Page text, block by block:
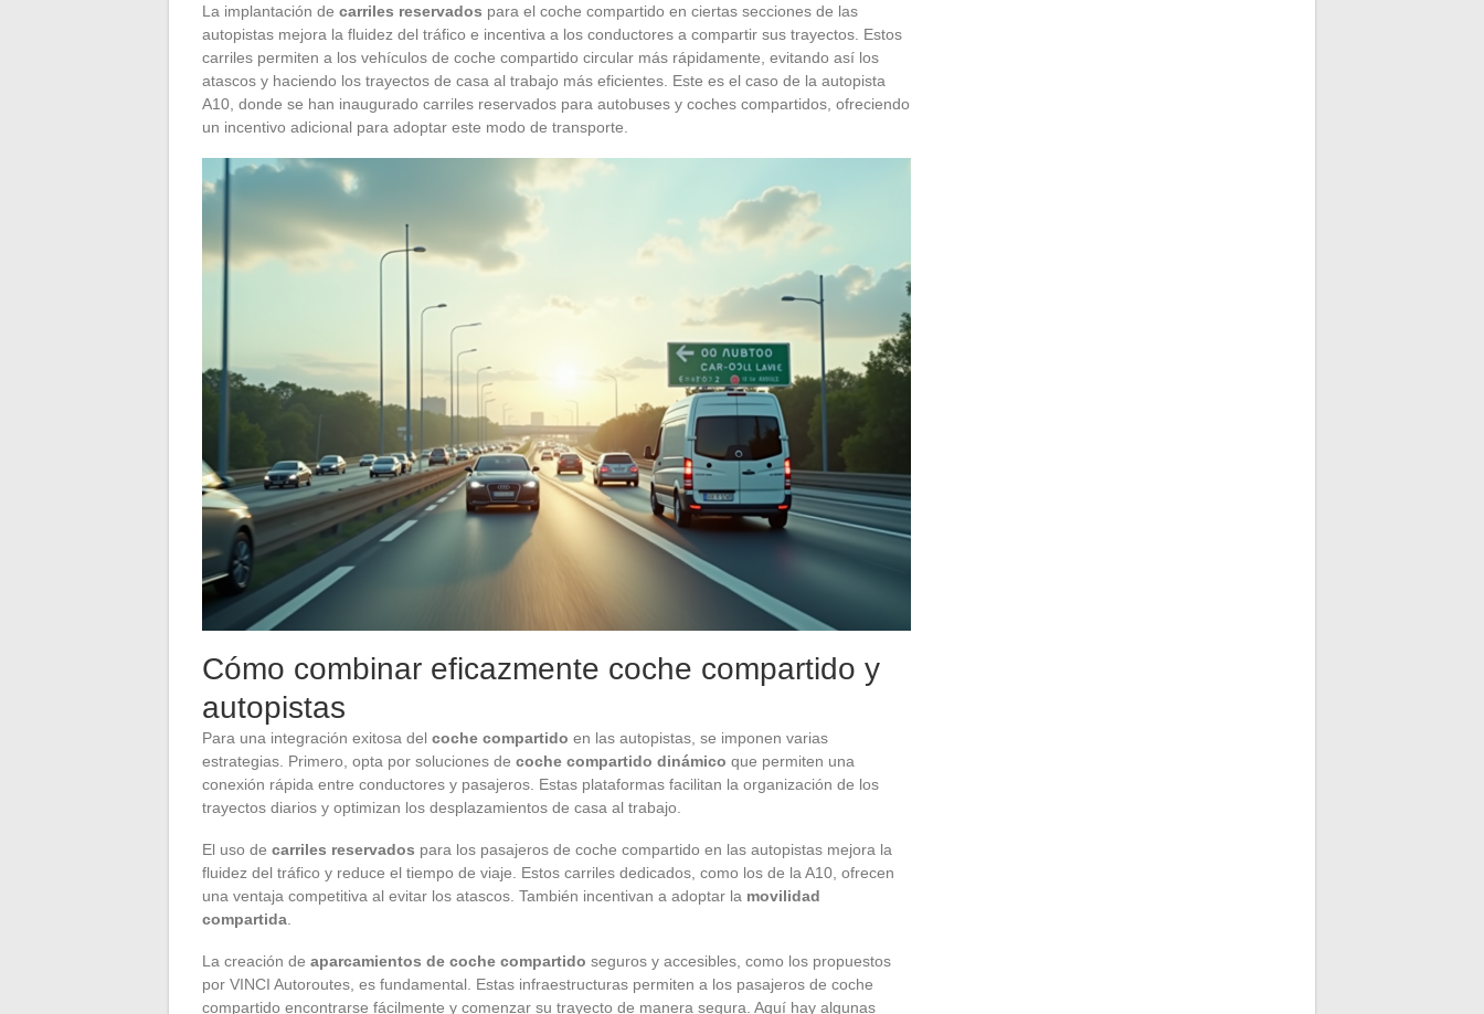
La implantación de carriles reservados para el coche compartido en ciertas secciones de las
autopistas mejora la fluidez del tráfico e incentiva a los conductores a compartir sus trayectos. Estos
carriles permiten a los vehículos de coche compartido circular más rápidamente, evitando así los
atascos y haciendo los trayectos de casa al trabajo más eficientes. Este es el caso de la autopista
A10, donde se han inaugurado carriles reservados para autobuses y coches compartidos, ofreciendo
un incentivo adicional para adoptar este modo de transporte.
Cómo combinar eficazmente coche compartido y
autopistas
Para una integración exitosa del coche compartido en las autopistas, se imponen varias
estrategias. Primero, opta por soluciones de coche compartido dinámico que permiten una
conexión rápida entre conductores y pasajeros. Estas plataformas facilitan la organización de los
trayectos diarios y optimizan los desplazamientos de casa al trabajo.
El uso de carriles reservados para los pasajeros de coche compartido en las autopistas mejora la
fluidez del tráfico y reduce el tiempo de viaje. Estos carriles dedicados, como los de la A10, ofrecen
una ventaja competitiva al evitar los atascos. También incentivan a adoptar la movilidad
compartida
La creación de aparcamientos de coche compartido seguros y accesibles, como los propuestos
por VINCI Autoroutes, es fundamental. Estas infraestructuras permiten a los pasajeros de coche
compartido encontrarse fácilmente y comenzar su trayecto de manera segura. Aquí hay algunas